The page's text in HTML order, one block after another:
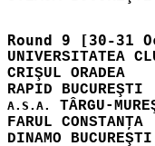
CRIŞUL
A.S.A.
TÂRGU-
FARUL